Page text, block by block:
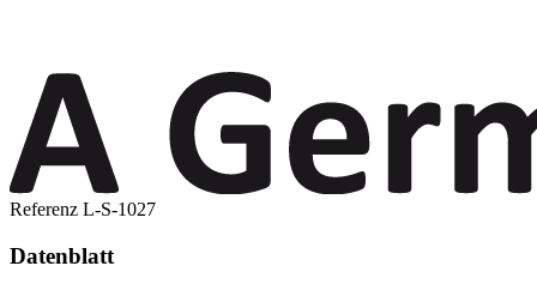
Referenz L-S-1027
Datenblatt